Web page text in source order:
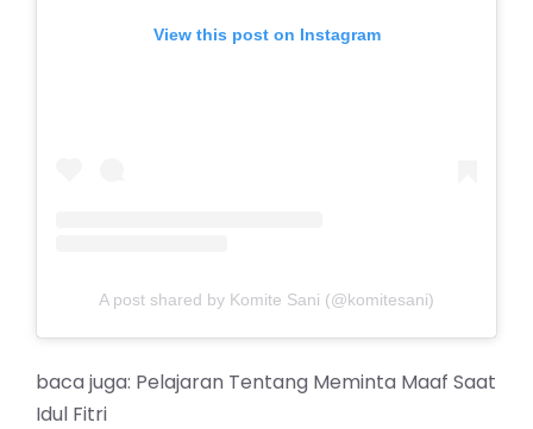
View this post on Instagram
A post shared by Komite Sani (@komitesani)
baca juga: Pelajaran Tentang Meminta Maaf Saat
Idul Fitri